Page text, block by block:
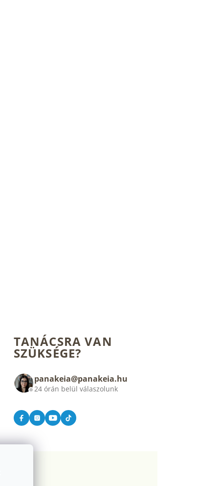
TANÁCSRA VAN
SZÜKSÉGE?
panakeia@panakeia.hu
24 órán belül válaszolunk